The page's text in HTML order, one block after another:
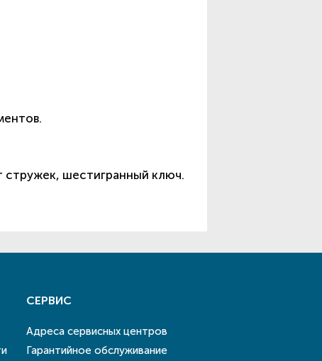
стружек, шестигранный ключ.
СЕРВИС
Адреса сервисных центров
Гарантийное обслуживание